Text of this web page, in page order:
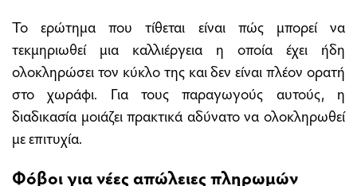
Το ερώτημα που τίθεται είναι πώς μπορεί να
τεκμηριωθεί μια καλλιέργεια η οποία έχει ήδη
ολοκληρώσει τον κύκλο της και δεν είναι πλέον ορατή
στο χωράφι. Για τους παραγωγούς αυτούς, η
διαδικασία μοιάζει πρακτικά αδύνατο να ολοκληρωθεί
με επιτυχία.
Φόβοι για νέες απώλειες πληρωμών